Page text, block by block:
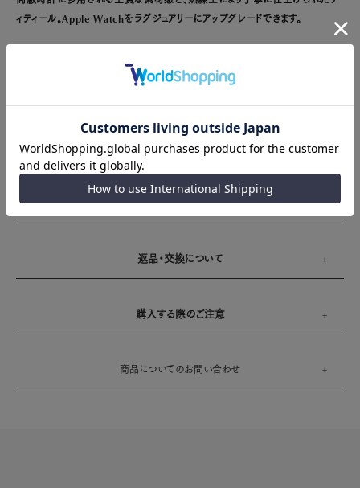
ィティール。Apple Watchをラグジュアリーにアップグレードできます。
サイズガイド
送料とお支払い方法
返品・交換について
購入する際のご注意
商品についてのお問い合わせ